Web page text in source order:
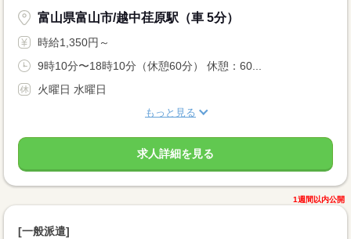
富山県富山市/越中荏原駅（車 5分）
時給1,350円～
9時10分〜18時10分（休憩60分） 休憩：60...
火曜日 水曜日
もっと見る
求人詳細を見る
1週間以内公開
[一般派遣]